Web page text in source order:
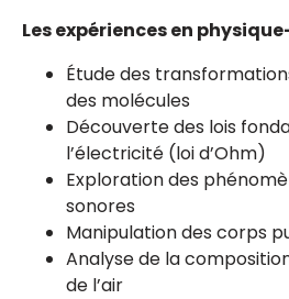
Les expériences en
Étude des
des molécules
Découverte des lois
l’électricité (loi d’Ohm)
Exploration des
sonores
Manipulation des corps
Analyse de la
de l’air